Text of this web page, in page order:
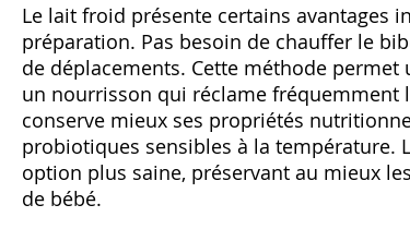
Le lait froid présente certains avantages
préparation. Pas besoin de chauffer le
de déplacements. Cette méthode
un nourrisson qui réclame fréquemment
conserve mieux ses propriétés
probiotiques sensibles à la température.
option plus saine‚ préservant au mieux
de bébé.